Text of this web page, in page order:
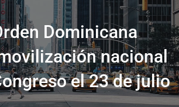
Dominicana
nacional
el 23 de julio